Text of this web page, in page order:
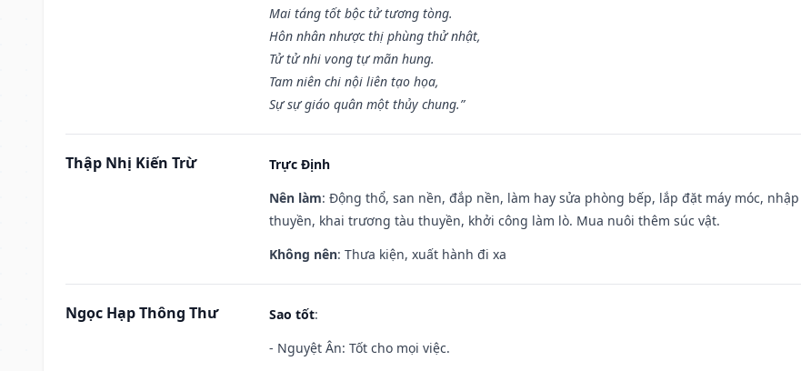
Mai táng tốt bộc tử tương tòng.
Hôn nhân nhược thị phùng thử nhật,
Tử tử nhi vong tự mãn hung.
Tam niên chi nội liên tạo họa,
Sự sự giáo quân một thủy chung.”
Thập Nhị Kiến Trừ
Trực Định
Nên làm: Động thổ, san nền, đắp nền, làm hay sửa phòng bếp, lắp đặt máy móc,
thuyền, khai trương tàu thuyền, khởi công làm lò. Mua nuôi thêm súc vật.
Không nên: Thưa kiện, xuất hành đi xa
Ngọc Hạp Thông Thư Sao tốt:
- Nguyệt Ân: Tốt cho mọi việc.